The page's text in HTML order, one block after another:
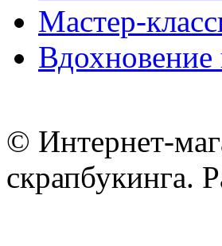
Мастер-
© Интернет-
скрапбукинга.